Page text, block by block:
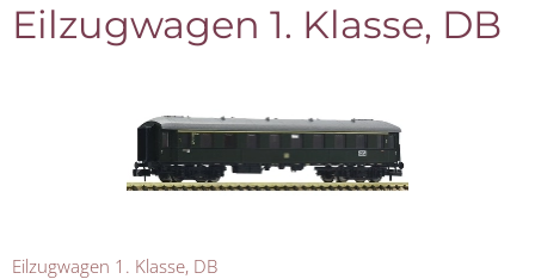
Eilzugwagen 1. Klasse, DB
Eilzugwagen 1. Klasse, DB